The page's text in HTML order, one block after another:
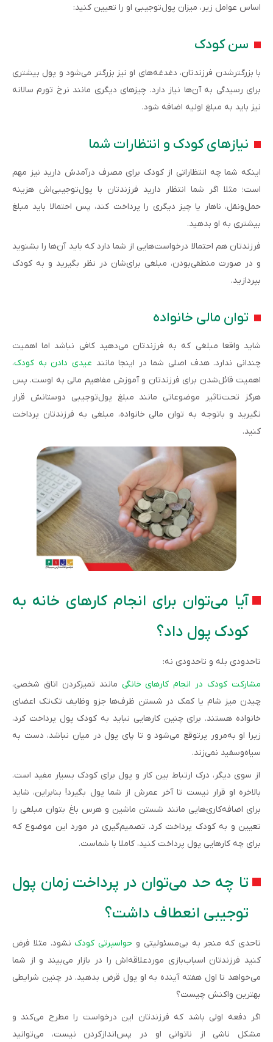
اساس عوامل زیر، میزان پول‌توجیبی او را تعیین کنید:
سن‌ کودک
با بزرگتر‌شدن فرزندتان، دغدغه‌های او نیز بزرگتر می‌شود و پول بیشتری
برای رسیدگی به آن‌ها نیاز دارد. چیزهای دیگری مانند نرخ تورم سالانه
نیز باید به مبلغ اولیه اضافه شود.
نیازهای کودک و انتظارات شما
اینکه شما چه انتظاراتی از کودک برای مصرف درآمدش دارید نیز مهم
است؛ مثلا اگر شما انتظار دارید فرزندتان با پول‌توجیبی‌اش هزینه
حمل‌ونقل، ناهار یا چیز دیگری را پرداخت کند، پس احتمالا باید مبلغ
بیشتری به او بدهید.
فرزندتان هم احتمالا درخواست‌هایی از شما دارد که باید آن‌ها را بشنوید
و در صورت منطقی‌بودن، مبلغی برای‌شان در نظر بگیرید و به کودک
بپردازید.
توان مالی خانواده
شاید واقعا مبلغی که به فرزندتان می‌دهید کافی نباشد اما اهمیت
چندانی ندارد. هدف اصلی شما در اینجا مانند عیدی دادن به کودک،
اهمیت قائل‌شدن برای فرزندتان و آموزش مفاهیم مالی به اوست. پس
هرگز تحت‌تاثیر موضوعاتی مانند مبلغ پول‌توجیبی دوستانش قرار
نگیرید و باتوجه به توان مالی خانواده، مبلغی به فرزندتان پرداخت
کنید.
آیا می‌توان برای انجام کارهای خانه به
کودک پول داد؟
تاحدودی بله و تاحدودی نه:
مشارکت کودک در انجام کارهای خانگی مانند تمیزکردن اتاق شخصی،
چیدن میز شام یا کمک در شستن ظرف‌ها جزو وظایف تک‌تک اعضای
خانواده هستند. برای چنین کارهایی نباید به کودک پول پرداخت کرد،
زیرا او به‌مرور پرتوقع می‌شود و تا پای پول در میان نباشد، دست به
سیاه‌وسفید نمی‌زند.
از سوی دیگر، درک ارتباط بین کار و پول برای کودک بسیار مفید است.
بالاخره او قرار نیست تا آخر عمرش از شما پول بگیرد! بنابراین، شاید
برای اضافه‌‌کاری‌هایی مانند شستن ماشین و هرس باغ بتوان مبلغی را
تعیین و به کودک پرداخت کرد. تصمیم‌گیری در مورد این موضوع که
برای چه کارهایی پول پرداخت کنید، کاملا با شماست.
تا چه حد می‌توان در پرداخت زمان پول
توجیبی انعطاف داشت؟
تاحدی که منجر به بی‌مسئولیتی و حواسپرتی کودکنشود. مثلا فرض
کنید فرزندتان اسباب‌بازی موردعلاقه‌اش را در بازار می‌بیند و از شما
می‌خواهد تا اول هفته آینده به او پول قرض بدهید. در چنین شرایطی
بهترین واکنش چیست؟
اگر دفعه اولی باشد که فرزندتان این درخواست را مطرح می‌کند و
مشکل ناشی از ناتوانی او در پس‌اندازکردن نیست، می‌توانید